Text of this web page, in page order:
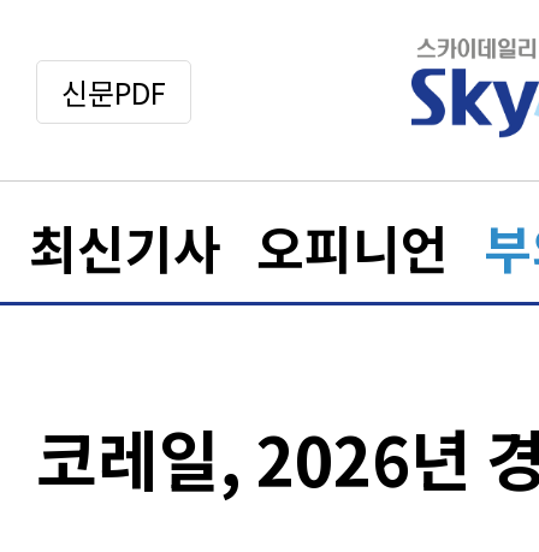
신문PDF
최신기사 오피니언
코레일, 2026년